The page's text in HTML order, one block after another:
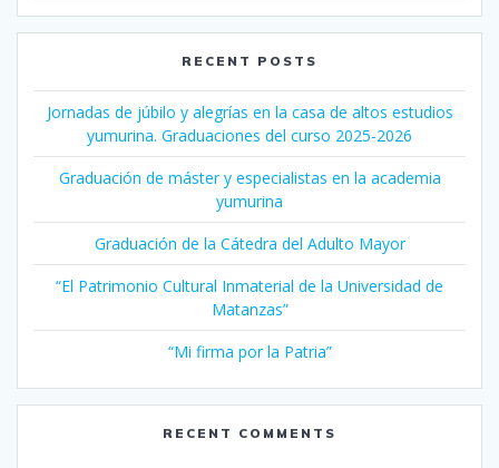
RECENT POSTS
Jornadas de júbilo y alegrías en la casa de altos estudios
yumurina. Graduaciones del curso 2025-2026
Graduación de máster y especialistas en la academia
yumurina
Graduación de la Cátedra del Adulto Mayor
“El Patrimonio Cultural Inmaterial de la Universidad de
Matanzas”
“Mi firma por la Patria”
RECENT COMMENTS